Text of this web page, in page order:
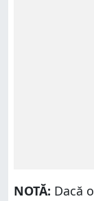
NOTĂ: Dacă